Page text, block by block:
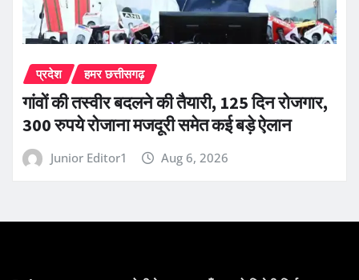
प्रदेश हमर छत्तीसगढ़
गांवों की तस्वीर बदलने की तैयारी, 125 दिन रोजगार,
300 रुपये रोजाना मजदूरी समेत कई बड़े ऐलान
Junior Editor1 Aug 6, 2026